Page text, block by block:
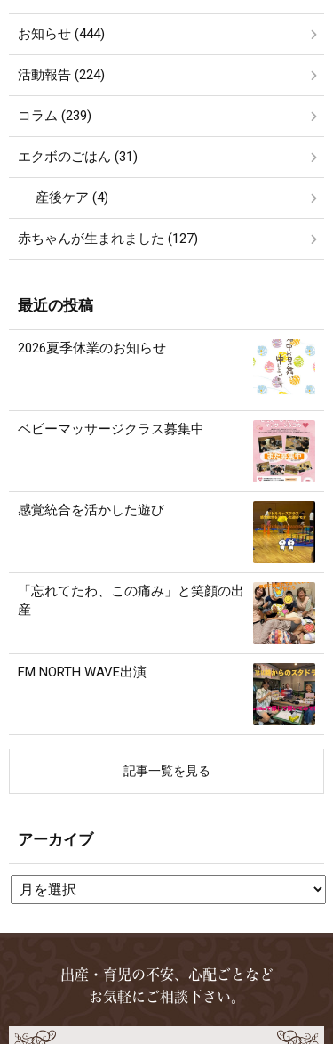
お知らせ (444)
活動報告 (224)
コラム (239)
エクボのごはん (31)
産後ケア (4)
赤ちゃんが生まれました (127)
最近の投稿
2026夏季休業のお知らせ
ベビーマッサージクラス募集中
感覚統合を活かした遊び
「忘れてたわ、この痛み」と笑顔の出
産
FM NORTH WAVE出演
記事一覧を見る
アーカイブ
出産・育児の不安、心配ごとなど
お気軽にご相談下さい。